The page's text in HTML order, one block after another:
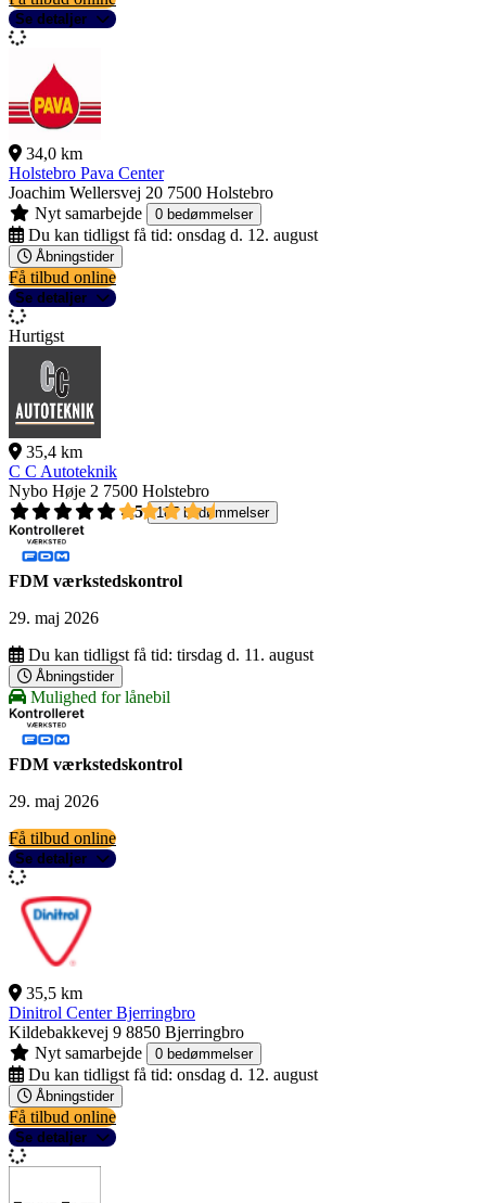
Se detaljer
34,0 km
Holstebro Pava Center
Joachim Wellersvej 20 7500 Holstebro
Nyt samarbejde
0 bedømmelser
Du kan tidligst få tid: onsdag d. 12. august
Åbningstider
Få tilbud online
Se detaljer
Hurtigst
35,4 km
C C Autoteknik
Nybo Høje 2 7500 Holstebro
4,5
187 bedømmelser
FDM værkstedskontrol
29. maj 2026
Du kan tidligst få tid: tirsdag d. 11. august
Åbningstider
Mulighed for lånebil
FDM værkstedskontrol
29. maj 2026
Få tilbud online
Se detaljer
35,5 km
Dinitrol Center Bjerringbro
Kildebakkevej 9 8850 Bjerringbro
Nyt samarbejde
0 bedømmelser
Du kan tidligst få tid: onsdag d. 12. august
Åbningstider
Få tilbud online
Se detaljer